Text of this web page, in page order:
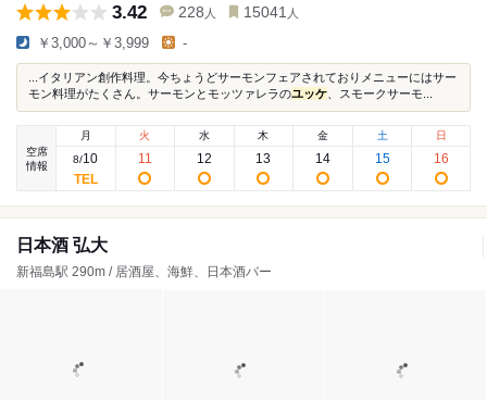
3.42 228 人 15041 人
￥3,000～￥3,999 -
...イタリアン創作料理。今ちょうどサーモンフェアされておりメニューにはサー
モン料理がたくさん。サーモンとモッツァレラのユッケ 、スモークサーモ...
空席
情報
月
8/10
火
11
水
12
木
13
金
14
土
15
日
16
日本酒 弘大
新福島駅 290m / 居酒屋、海鮮、日本酒バー